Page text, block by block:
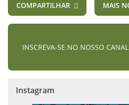
COMPARTILHAR MAIS
INSCREVA-SE NO NOSSO
Instagram